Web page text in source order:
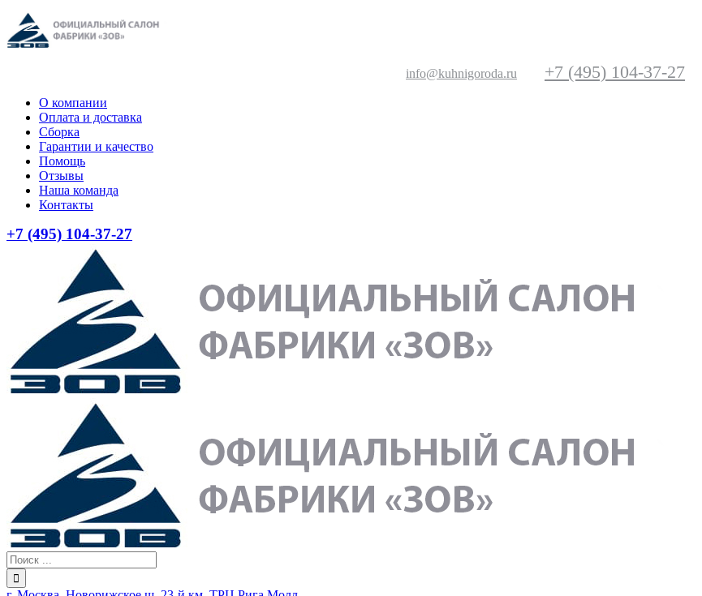
info@kuhnigoroda.ru +7 (495) 104-37-27
О компании
Оплата и доставка
Сборка
Гарантии и качество
Помощь
Отзывы
Наша команда
Контакты
+7 (495) 104-37-27